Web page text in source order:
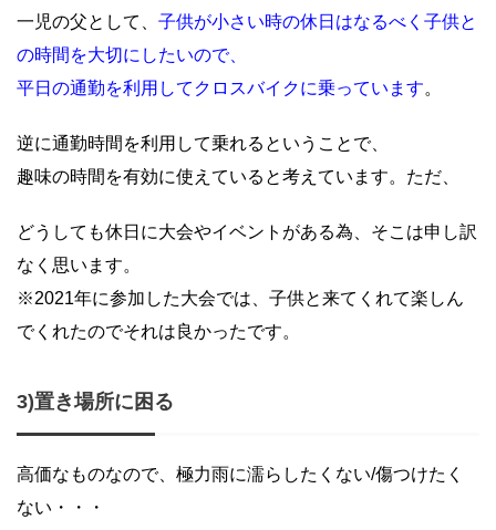
一児の父として、 子供が小さい時の休日はなるべく子供と
の時間を大切にしたいので、
平日の通勤を利用してクロスバイクに乗っています。
逆に通勤時間を利用して乗れるということで、
趣味の時間を有効に使えていると考えています。ただ、
どうしても休日に大会やイベントがある為、そこは申し訳
なく思います。
※2021年に参加した大会では、子供と来てくれて楽しん
でくれたのでそれは良かったです。
3)置き場所に困る
高価なものなので、極力雨に濡らしたくない/傷つけたく
ない・・・